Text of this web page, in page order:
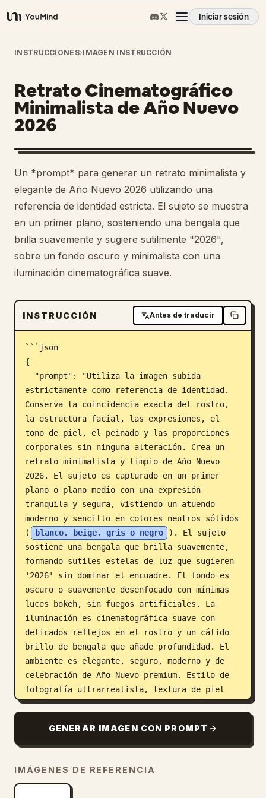
YouMind
Iniciar sesión
Resumen
Casos de uso
Habilidades
Prompts
Precios
Descargar
Actualizaciones
INSTRUCCIONES›IMAGEN INSTRUCCIÓN
Retrato Cinematográfico
Minimalista de Año Nuevo
2026
Un *prompt* para generar un retrato minimalista y
elegante de Año Nuevo 2026 utilizando una
referencia de identidad estricta. El sujeto se muestra
en un primer plano, sosteniendo una bengala que
brilla suavemente y sugiere sutilmente "2026",
sobre un fondo oscuro y minimalista con una
iluminación cinematográfica suave.
INSTRUCCIÓN Antes de traducir
```json
{
estrictamente como referencia de identidad.
Conserva la coincidencia exacta del rostro,
la estructura facial, las expresiones, el
tono de piel, el peinado y las proporciones
corporales sin ninguna alteración. Crea un
retrato minimalista y limpio de Año Nuevo
2026. El sujeto es capturado en un primer
plano o plano medio con una expresión
tranquila y segura, vistiendo un atuendo
moderno y sencillo en colores neutros sólidos
(
blanco, beige, gris o negro
). El sujeto
sostiene una bengala que brilla suavemente,
formando sutiles estelas de luz que sugieren
'2026' sin dominar el encuadre. El fondo es
oscuro o suavemente desenfocado con mínimas
luces bokeh, sin fuegos artificiales. La
iluminación es cinematográfica suave con
delicados reflejos en el rostro y un cálido
brillo de bengala que añade profundidad. El
ambiente es elegante, seguro, moderno y de
celebración de Año Nuevo premium. Estilo de
fotografía ultrarrealista, textura de piel
natural, gradación de color profesional,
Renderiza en ultra alta resolución, perfecto
para foto de perfil, banner y publicación
GENERAR IMAGEN CON PROMPT
IMÁGENES DE REFERENCIA